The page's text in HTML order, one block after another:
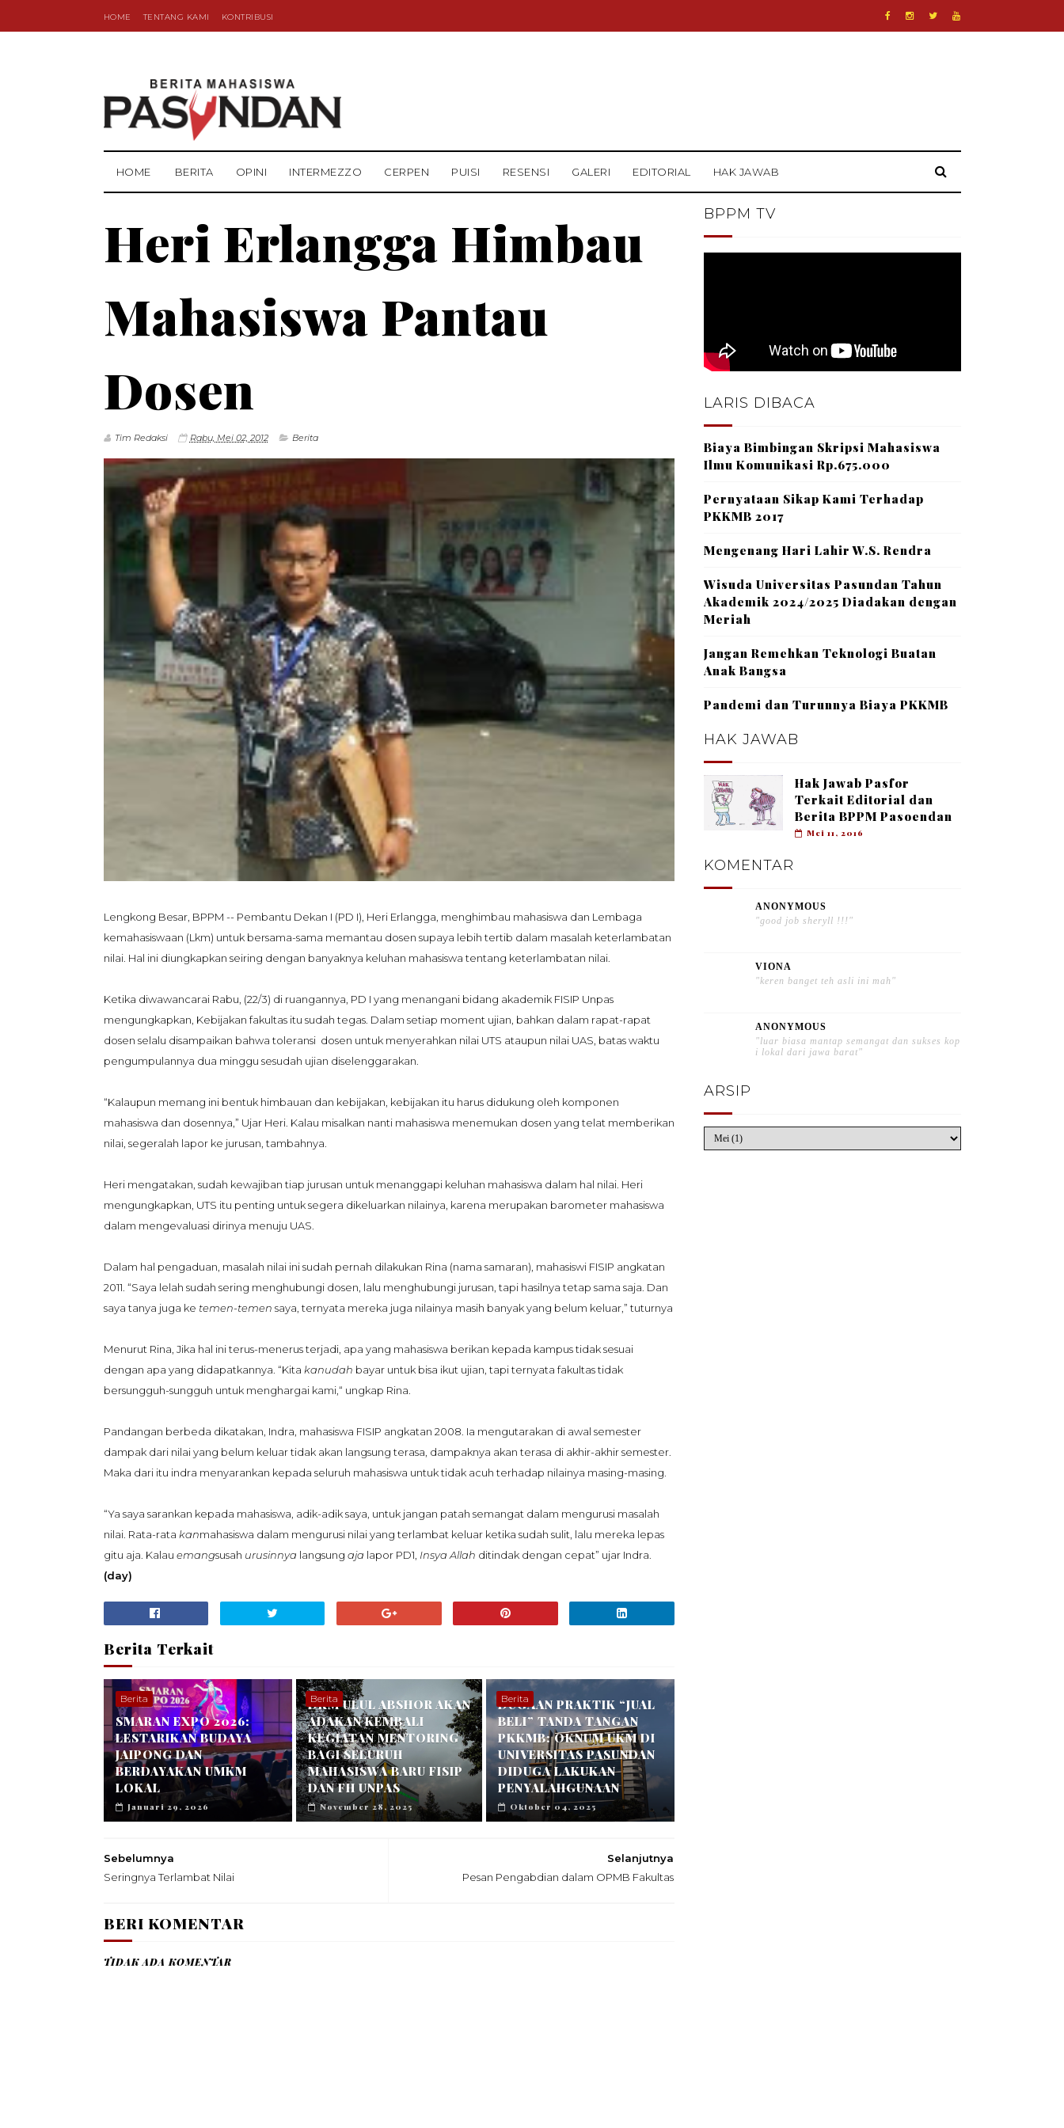
HOME TENTANG KAMI KONTRIBUSI
HOME BERITA OPINI INTERMEZZO CERPEN PUISI RESENSI GALERI EDITORIAL HAK JAWAB
Heri Erlangga Himbau
Mahasiswa Pantau
Dosen
Tim Redaksi Rabu, Mei 02, 2012 Berita
Lengkong Besar, BPPM -- Pembantu Dekan I (PD I), Heri Erlangga, menghimbau mahasiswa dan Lembaga
kemahasiswaan (Lkm) untuk bersama-sama memantau dosen supaya lebih tertib dalam masalah keterlambatan
nilai. Hal ini diungkapkan seiring dengan banyaknya keluhan mahasiswa tentang keterlambatan nilai.
Ketika diwawancarai Rabu, (22/3) di ruangannya, PD I yang menangani bidang akademik FISIP Unpas
mengungkapkan, Kebijakan fakultas itu sudah tegas. Dalam setiap moment ujian, bahkan dalam rapat-rapat
dosen selalu disampaikan bahwa toleransi dosen untuk menyerahkan nilai UTS ataupun nilai UAS, batas waktu
pengumpulannya dua minggu sesudah ujian diselenggarakan.
“Kalaupun memang ini bentuk himbauan dan kebijakan, kebijakan itu harus didukung oleh komponen
mahasiswa dan dosennya,” Ujar Heri. Kalau misalkan nanti mahasiswa menemukan dosen yang telat memberikan
nilai, segeralah lapor ke jurusan, tambahnya.
Heri mengatakan, sudah kewajiban tiap jurusan untuk menanggapi keluhan mahasiswa dalam hal nilai. Heri
mengungkapkan, UTS itu penting untuk segera dikeluarkan nilainya, karena merupakan barometer mahasiswa
dalam mengevaluasi dirinya menuju UAS.
Dalam hal pengaduan, masalah nilai ini sudah pernah dilakukan Rina (nama samaran), mahasiswi FISIP angkatan
2011. “Saya lelah sudah sering menghubungi dosen, lalu menghubungi jurusan, tapi hasilnya tetap sama saja. Dan
saya tanya juga ke temen-temen saya, ternyata mereka juga nilainya masih banyak yang belum keluar,” tuturnya
Menurut Rina, Jika hal ini terus-menerus terjadi, apa yang mahasiswa berikan kepada kampus tidak sesuai
dengan apa yang didapatkannya. “Kita kanudah bayar untuk bisa ikut ujian, tapi ternyata fakultas tidak
bersungguh-sungguh untuk menghargai kami,“ ungkap Rina.
Pandangan berbeda dikatakan, Indra, mahasiswa FISIP angkatan 2008. Ia mengutarakan di awal semester
dampak dari nilai yang belum keluar tidak akan langsung terasa, dampaknya akan terasa di akhir-akhir semester.
Maka dari itu indra menyarankan kepada seluruh mahasiswa untuk tidak acuh terhadap nilainya masing-masing.
“Ya saya sarankan kepada mahasiswa, adik-adik saya, untuk jangan patah semangat dalam mengurusi masalah
nilai. Rata-rata kanmahasiswa dalam mengurusi nilai yang terlambat keluar ketika sudah sulit, lalu mereka lepas
gitu aja. Kalau emangsusah urusinnya langsung aja lapor PD1, Insya Allah ditindak dengan cepat” ujar Indra.
(day)
Berita Terkait
Berita
SMARAN EXPO 2026:
LESTARIKAN BUDAYA
JAIPONG DAN
BERDAYAKAN UMKM
LOKAL
Januari 29, 2026
Berita
DKM ULUL ABSHOR AKAN
ADAKAN KEMBALI
KEGIATAN MENTORING
BAGI SELURUH
MAHASISWA BARU FISIP
DAN FH UNPAS
November 28, 2025
Berita
DUGAAN PRAKTIK “JUAL
BELI” TANDA TANGAN
PKKMB: OKNUM UKM DI
UNIVERSITAS PASUNDAN
DIDUGA LAKUKAN
PENYALAHGUNAAN
Oktober 04, 2025
Selanjutnya
Pesan Pengabdian dalam OPMB Fakultas
Sebelumnya
Seringnya Terlambat Nilai
BERI KOMENTAR
TIDAK ADA KOMENTAR
BPPM TV
LARIS DIBACA
Biaya Bimbingan Skripsi Mahasiswa
Ilmu Komunikasi Rp.675.000
Pernyataan Sikap Kami Terhadap
PKKMB 2017
Mengenang Hari Lahir W.S. Rendra
Wisuda Universitas Pasundan Tahun
Akademik 2024/2025 Diadakan dengan
Meriah
Jangan Remehkan Teknologi Buatan
Anak Bangsa
Pandemi dan Turunnya Biaya PKKMB
HAK JAWAB
Hak Jawab Pasfor
Terkait Editorial dan
Berita BPPM Pasoendan
Mei 11, 2016
KOMENTAR
ANONYMOUS
"good job sheryll !!!"
VIONA
"keren banget teh asli ini mah"
ANONYMOUS
"luar biasa mantap semangat dan sukses kop
i lokal dari jawa barat"
ARSIP